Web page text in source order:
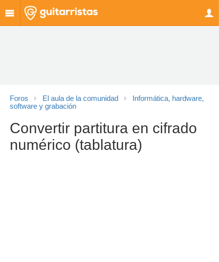
Foros El aula de la comunidad
Informática, hardware,
software y grabación
Convertir partitura en cifrado
numérico (tablatura)